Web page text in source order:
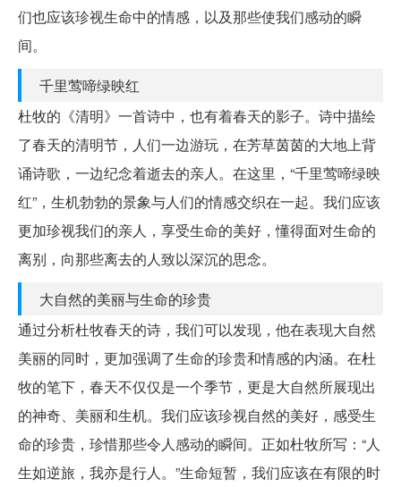
们也应该珍视生命中的情感，以及那些使我们感动的瞬
间。
千里莺啼绿映红
杜牧的《清明》一首诗中，也有着春天的影子。诗中描绘
了春天的清明节，人们一边游玩，在芳草茵茵的大地上背
诵诗歌，一边纪念着逝去的亲人。在这里，“千里莺啼绿映
红”，生机勃勃的景象与人们的情感交织在一起。我们应该
更加珍视我们的亲人，享受生命的美好，懂得面对生命的
离别，向那些离去的人致以深沉的思念。
大自然的美丽与生命的珍贵
通过分析杜牧春天的诗，我们可以发现，他在表现大自然
美丽的同时，更加强调了生命的珍贵和情感的内涵。在杜
牧的笔下，春天不仅仅是一个季节，更是大自然所展现出
的神奇、美丽和生机。我们应该珍视自然的美好，感受生
命的珍贵，珍惜那些令人感动的瞬间。正如杜牧所写：“人
生如逆旅，我亦是行人。”生命短暂，我们应该在有限的时